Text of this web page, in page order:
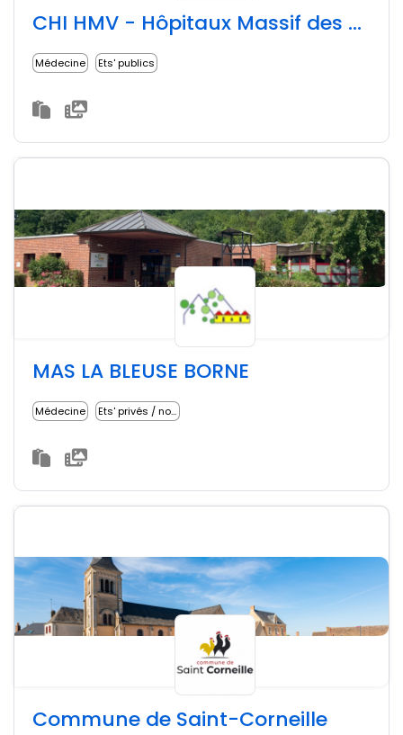
CHI HMV - Hôpitaux Massif des Vosges
Médecine Ets' publics
MAS LA BLEUSE BORNE
Médecine Ets' privés / non lucratifs
Commune de Saint-Corneille